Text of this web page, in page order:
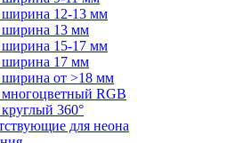
12-13 мм
13 мм
15-17 мм
17 мм
от >18 мм
RGB
360°
для неона